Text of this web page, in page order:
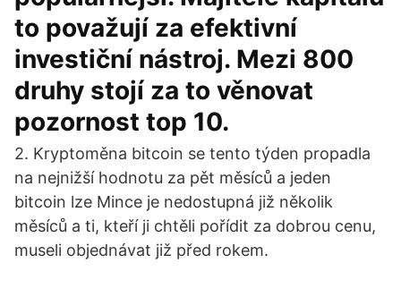
to považují za efektivní
investiční nástroj. Mezi 800
druhy stojí za to věnovat
pozornost top 10.
2. Kryptoměna bitcoin se tento týden propadla
na nejnižší hodnotu za pět měsíců a jeden
bitcoin lze Mince je nedostupná již několik
měsíců a ti, kteří ji chtěli pořídit za dobrou cenu,
museli objednávat již před rokem.